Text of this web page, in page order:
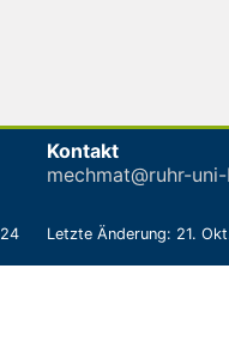
Kontakt
mechmat@ruhr-
Letzte Änderung: 21.